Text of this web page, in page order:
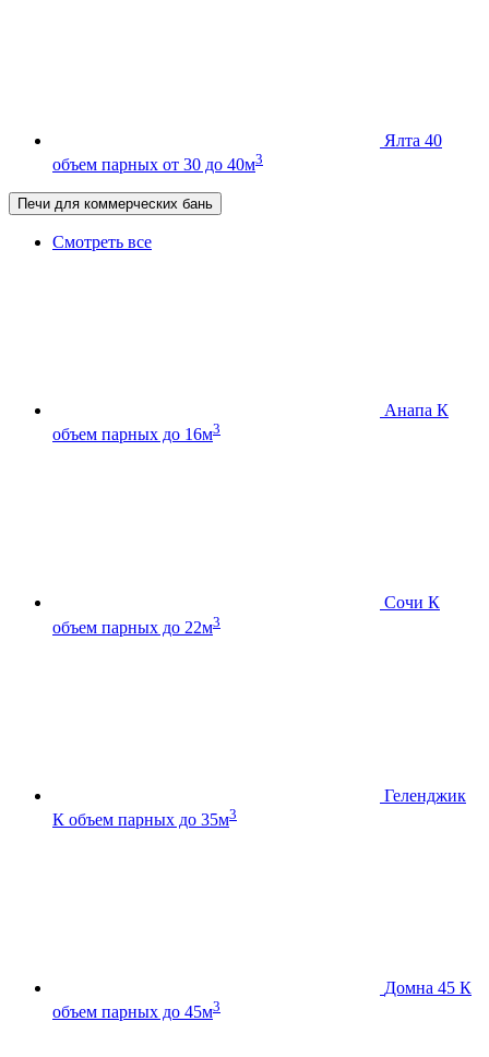
Ялта 40
объем парных от 30 до 40м3
Печи для коммерческих бань
Смотреть все
Анапа К
объем парных до 16м3
Сочи К
объем парных до 22м3
Геленджик
К объем парных до 35м3
Домна 45 К
объем парных до 45м3